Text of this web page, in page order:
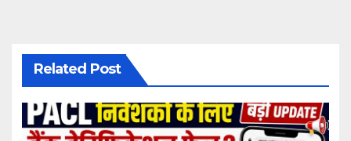
Related Post